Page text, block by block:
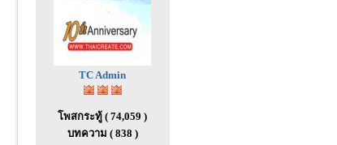
TC Admin
โพสกระทู้ ( 74,059 )
บทความ ( 838 )